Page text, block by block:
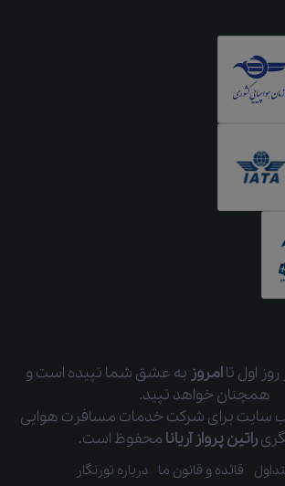
روز اول تاامروز به عشق شما تپیده است و
همچنان خواهد تپید.
سایت برای شرکت خدمات مسافرت هوایی
راتین پرواز آریانا محفوظ است.
قائده و قانون ما درباره تورنگار